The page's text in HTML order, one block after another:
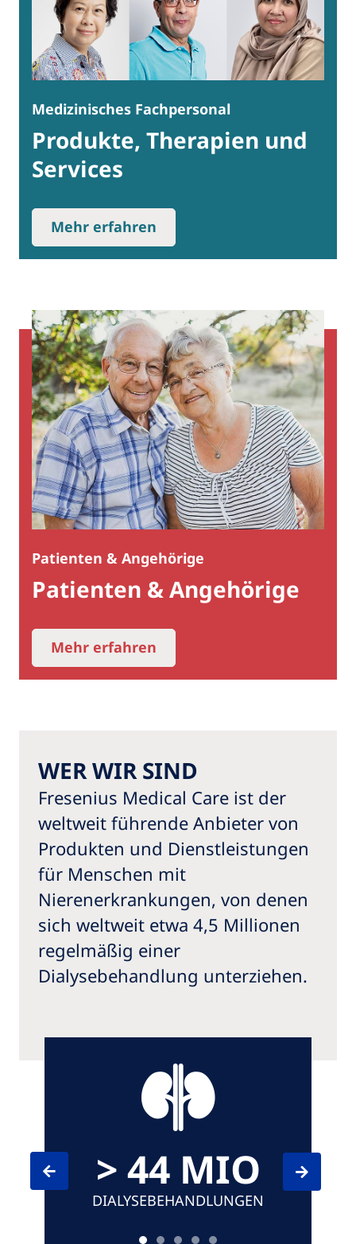
Medizinisches Fachpersonal
Produkte, Therapien und
Services
Mehr erfahren
Patienten & Angehörige
Patienten & Angehörige
Mehr erfahren
WER WIR SIND
Fresenius Medical Care ist der
weltweit führende Anbieter von
Produkten und Dienstleistungen
für Menschen mit
Nierenerkrankungen, von denen
sich weltweit etwa 4,5 Millionen
regelmäßig einer
Dialysebehandlung unterziehen.
> 44 MIO
DIALYSEBEHANDLUNGEN